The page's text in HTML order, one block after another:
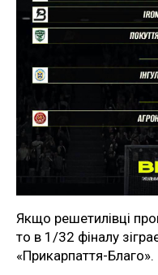
Якщо решетилівці
то в 1/32 фіналу
«Прикарпаття-Благо».